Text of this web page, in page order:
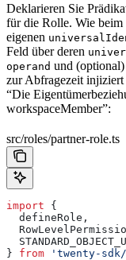
Deklarieren Sie
für die Rolle. Wie beim
eigenen
Feld über deren
operand und
zur Abfragezeit
“Die
workspaceMember”:
src/roles/partner-role.ts
import {
  defineRole
,
} from 'twenty-